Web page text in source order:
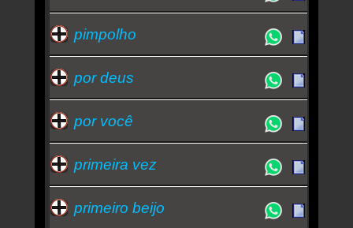
pimpolho
por deus
por você
primeira vez
primeiro beijo